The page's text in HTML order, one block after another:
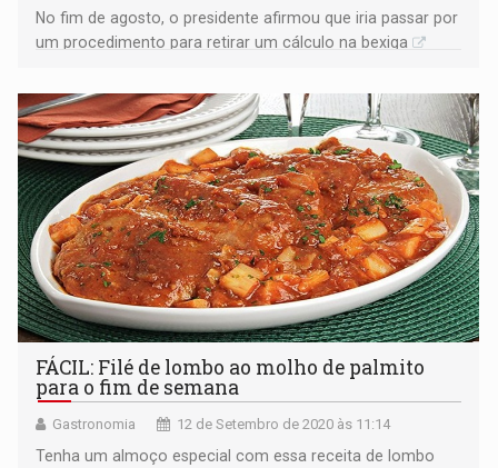
No fim de agosto, o presidente afirmou que iria passar por
um procedimento para retirar um cálculo na bexiga
FÁCIL: Filé de lombo ao molho de palmito
para o fim de semana
Gastronomia 12 de Setembro de 2020 às 11:14
Tenha um almoço especial com essa receita de lombo